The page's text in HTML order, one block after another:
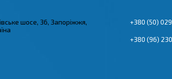
шосе, 36, Запоріжжя,
+380 (50)
+380 (96)